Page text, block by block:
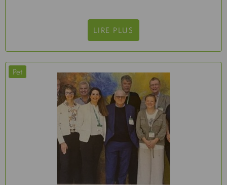
LIRE PLUS
Pet